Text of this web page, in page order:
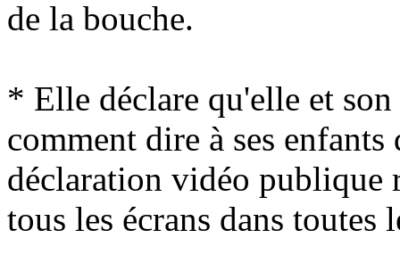
de la bouche.
* Elle déclare qu'elle et
comment dire à ses
déclaration vidéo publique
tous les écrans dans toutes